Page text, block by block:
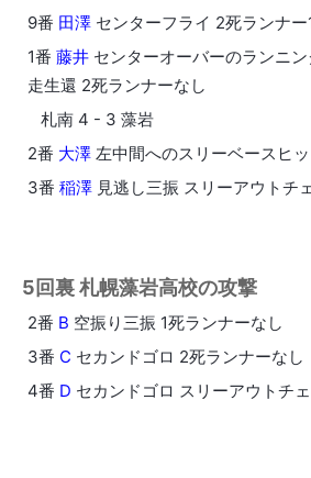
9番 田澤 センターフライ 2死ランナー
1番 藤井 センターオーバーのランニ
走生還 2死ランナーなし
札南 4 - 3 藻岩
2番 大澤 左中間へのスリーベースヒ
3番 稲澤 見逃し三振 スリーアウトチ
5回裏 札幌藻岩高校の攻撃
2番 B 空振り三振 1死ランナーなし
3番 C セカンドゴロ 2死ランナーなし
4番 D セカンドゴロ スリーアウトチ